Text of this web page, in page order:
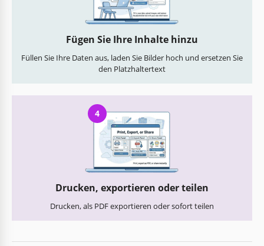
Fügen Sie Ihre Inhalte hinzu
Füllen Sie Ihre Daten aus, laden Sie Bilder hoch und ersetzen Sie
den Platzhaltertext
4
Drucken, exportieren oder teilen
Drucken, als PDF exportieren oder sofort teilen